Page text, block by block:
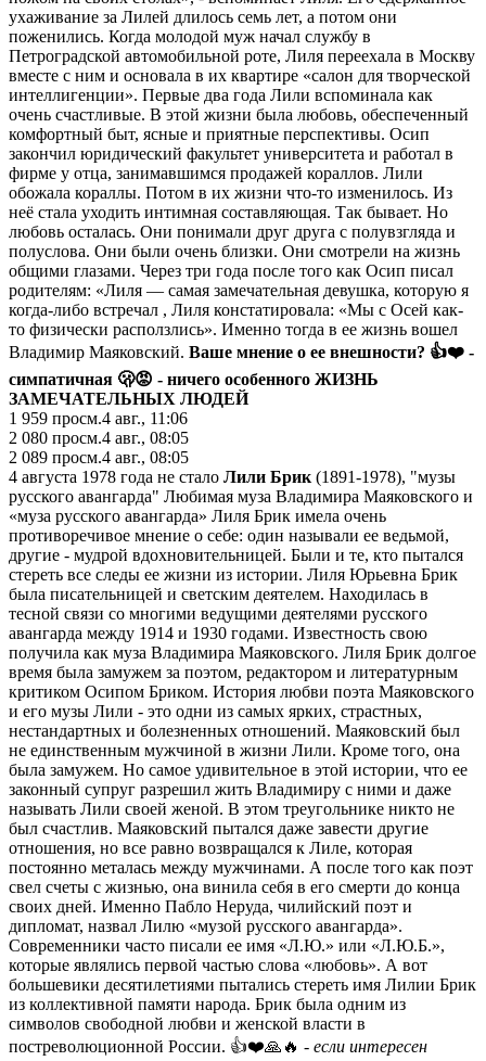
ухаживание за Лилей длилось семь лет, а потом они
поженились. Когда молодой муж начал службу в
Петроградской автомобильной роте, Лиля переехала в Москву
вместе с ним и основала в их квартире «салон для творческой
интеллигенции». Первые два года Лили вспоминала как
очень счастливые. В этой жизни была любовь, обеспеченный
комфортный быт, ясные и приятные перспективы. Осип
закончил юридический факультет университета и работал в
фирме у отца, занимавшимся продажей кораллов. Лили
обожала кораллы. Потом в их жизни что-то изменилось. Из
неё стала уходить интимная составляющая. Так бывает. Но
любовь осталась. Они понимали друг друга с полувзгляда и
полуслова. Они были очень близки. Они смотрели на жизнь
общими глазами. Через три года после того как Осип писал
родителям: «Лиля — самая замечательная девушка, которую я
когда-либо встречал , Лиля констатировала: «Мы с Осей как-
то физически расползлись». Именно тогда в ее жизнь вошел
Владимир Маяковский. Ваше мнение о ее внешности? 👍❤️ -
симпатичная 🫢😡 - ничего особенного ЖИЗНЬ
ЗАМЕЧАТЕЛЬНЫХ ЛЮДЕЙ
1 959 просм.4 авг., 11:06
2 080 просм.4 авг., 08:05
2 089 просм.4 авг., 08:05
4 августа 1978 года не стало Лили Брик (1891-1978), "музы
русского авангарда" Любимая муза Владимира Маяковского и
«муза русского авангарда» Лиля Брик имела очень
противоречивое мнение о себе: один называли ее ведьмой,
другие - мудрой вдохновительницей. Были и те, кто пытался
стереть все следы ее жизни из истории. Лиля Юрьевна Брик
была писательницей и светским деятелем. Находилась в
тесной связи со многими ведущими деятелями русского
авангарда между 1914 и 1930 годами. Известность свою
получила как муза Владимира Маяковского. Лиля Брик долгое
время была замужем за поэтом, редактором и литературным
критиком Осипом Бриком. История любви поэта Маяковского
и его музы Лили - это одни из самых ярких, страстных,
нестандартных и болезненных отношений. Маяковский был
не единственным мужчиной в жизни Лили. Кроме того, она
была замужем. Но самое удивительное в этой истории, что ее
законный супруг разрешил жить Владимиру с ними и даже
называть Лили своей женой. В этом треугольнике никто не
был счастлив. Маяковский пытался даже завести другие
отношения, но все равно возвращался к Лиле, которая
постоянно металась между мужчинами. А после того как поэт
свел счеты с жизнью, она винила себя в его смерти до конца
своих дней. Именно Пабло Неруда, чилийский поэт и
дипломат, назвал Лилю «музой русского авангарда».
Современники часто писали ее имя «Л.Ю.» или «Л.Ю.Б.»,
которые являлись первой частью слова «любовь». А вот
большевики десятилетиями пытались стереть имя Лилии Брик
из коллективной памяти народа. Брик была одним из
символов свободной любви и женской власти в
постреволюционной России. 👍❤️🙏🔥 - если интересен